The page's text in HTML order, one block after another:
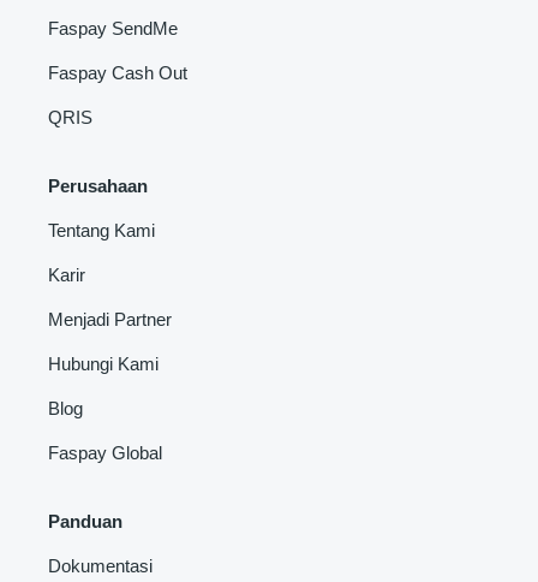
Faspay SendMe
Faspay Cash Out
QRIS
Perusahaan
Tentang Kami
Karir
Menjadi Partner
Hubungi Kami
Blog
Faspay Global
Panduan
Dokumentasi